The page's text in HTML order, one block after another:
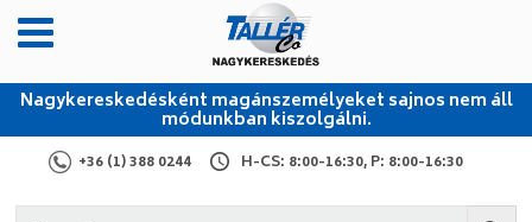
Nagykereskedésként magánszemélyeket sajnos nem áll
módunkban kiszolgálni.
+36 (1) 388 0244 H-CS: 8:00-16:30, P: 8:00-16:30